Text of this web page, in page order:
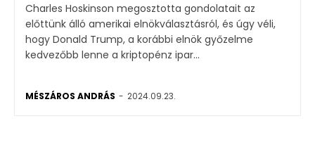
Charles Hoskinson megosztotta gondolatait az
előttünk álló amerikai elnökválasztásról, és úgy véli,
hogy Donald Trump, a korábbi elnök győzelme
kedvezőbb lenne a kriptopénz ipar...
MÉSZÁROS ANDRÁS - 2024.09.23.